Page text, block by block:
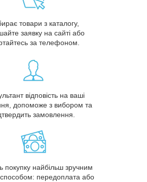
товари з каталогу,
заявку на сайті або
за телефоном.
відповість на ваші
допоможе з вибором та
замовлення.
покупку найбільш зручним
передоплата або